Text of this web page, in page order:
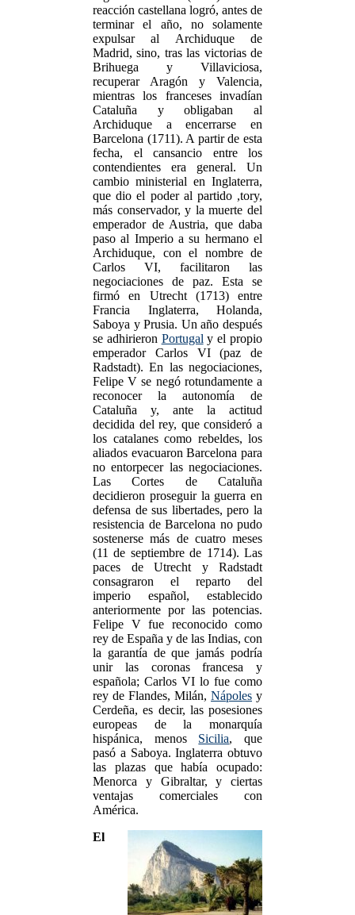
reacción castellana logró, antes de
terminar el año, no solamente
expulsar al Archiduque de
Madrid, sino, tras las victorias de
Brihuega y Villaviciosa,
recuperar Aragón y Valencia,
mientras los franceses invadían
Cataluña y obligaban al
Archiduque a encerrarse en
Barcelona (1711). A partir de esta
fecha, el cansancio entre los
contendientes era general. Un
cambio ministerial en Inglaterra,
que dio el poder al partido ,tory,
más conservador, y la muerte del
emperador de Austria, que daba
paso al Imperio a su hermano el
Archiduque, con el nombre de
Carlos VI, facilitaron las
negociaciones de paz. Esta se
firmó en Utrecht (1713) entre
Francia Inglaterra, Holanda,
Saboya y Prusia. Un año después
se adhirieron Portugal y el propio
emperador Carlos VI (paz de
Radstadt). En las negociaciones,
Felipe V se negó rotundamente a
reconocer la autonomía de
Cataluña y, ante la actitud
decidida del rey, que consideró a
los catalanes como rebeldes, los
aliados evacuaron Barcelona para
no entorpecer las negociaciones.
Las Cortes de Cataluña
decidieron proseguir la guerra en
defensa de sus libertades, pero la
resistencia de Barcelona no pudo
sostenerse más de cuatro meses
(11 de septiembre de 1714). Las
paces de Utrecht y Radstadt
consagraron el reparto del
imperio español, establecido
anteriormente por las potencias.
Felipe V fue reconocido como
rey de España y de las Indias, con
la garantía de que jamás podría
unir las coronas francesa y
española; Carlos VI lo fue como
rey de Flandes, Milán, Nápoles y
Cerdeña, es decir, las posesiones
europeas de la monarquía
hispánica, menos Sicilia, que
pasó a Saboya. Inglaterra obtuvo
las plazas que había ocupado:
Menorca y Gibraltar, y ciertas
ventajas comerciales con
América.
El